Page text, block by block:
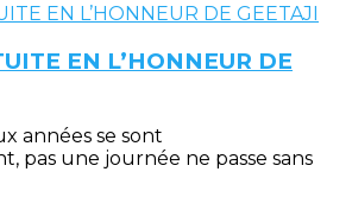
EN L’HONNEUR DE
années se sont
pas une journée ne passe sans